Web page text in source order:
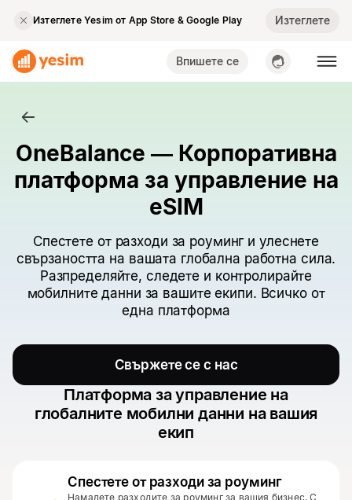
Изтеглете Yesim от App Store & Google Play Изтеглете
Впишете се
OneBalance — Корпоративна
платформа за управление на
eSIM
Спестете от разходи за роуминг и улеснете
свързаността на вашата глобална работна сила.
Разпределяйте, следете и контролирайте
мобилните данни за вашите екипи. Всичко от
една платформа
Свържете се с нас
Платформа за управление на
глобалните мобилни данни на вашия
екип
Спестете от разходи за роуминг
Намалете разходите за роуминг за вашия бизнес. С